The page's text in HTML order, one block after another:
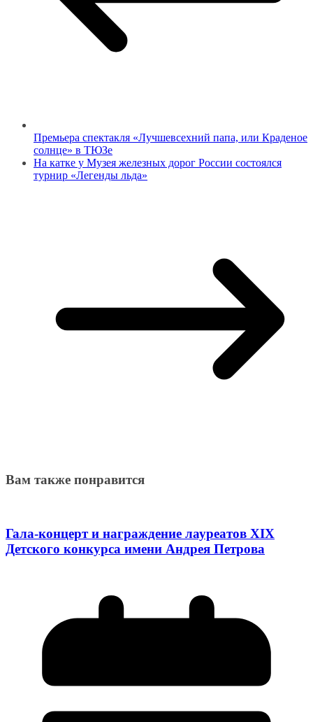
Премьера спектакля «Лучшевсехний папа, или Краденое
солнце» в ТЮЗе
На катке у Музея железных дорог России состоялся
турнир «Легенды льда»
Вам также понравится
Гала-концерт и награждение лауреатов XIX
Детского конкурса имени Андрея Петрова